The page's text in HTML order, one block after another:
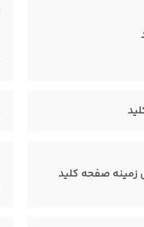
صفحه کلید